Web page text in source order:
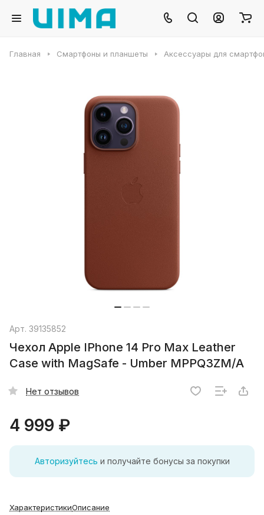
Главная Смартфоны и планшеты Аксессуары для
Арт. 39135852
Чехол Apple IPhone 14 Pro Max Leather
Case with MagSafe - Umber MPPQ3ZM/A
Нет отзывов
4 999 ₽
Авторизуйтесь и получайте бонусы за покупки
ХарактеристикиОписание